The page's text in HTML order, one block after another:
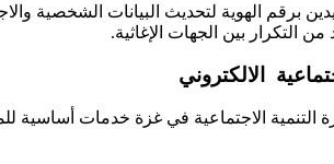
الهوية لتحديث البيانات الشخصية والاجتماعية، مما
من التكرار بين الجهات الإغاثية.
الالكتروني
التنمية الاجتماعية في غزة خدمات أساسية